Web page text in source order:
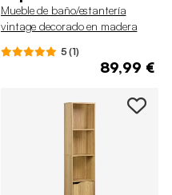
Mueble de baño/estantería
vintage decorado en madera
5 (1)
89,99 €